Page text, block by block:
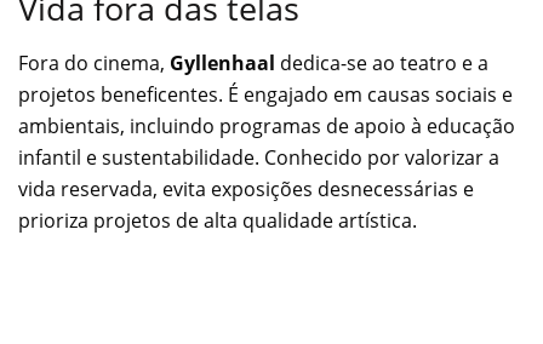
Fora do cinema, Gyllenhaal dedica-se ao teatro e a
projetos beneficentes. É engajado em causas sociais e
ambientais, incluindo programas de apoio à educação
infantil e sustentabilidade. Conhecido por valorizar a
vida reservada, evita exposições desnecessárias e
prioriza projetos de alta qualidade artística.